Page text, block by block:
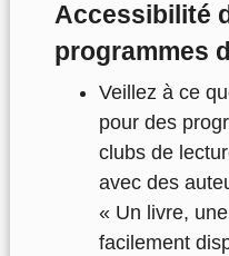
Accessibilité
programmes
Veillez à ce
pour des
clubs de
avec des
« Un livre,
facilement